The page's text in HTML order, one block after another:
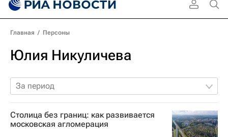
Главная / Персоны
Юлия Никуличева
За период
Столица без границ: как развивается
московская агломерация